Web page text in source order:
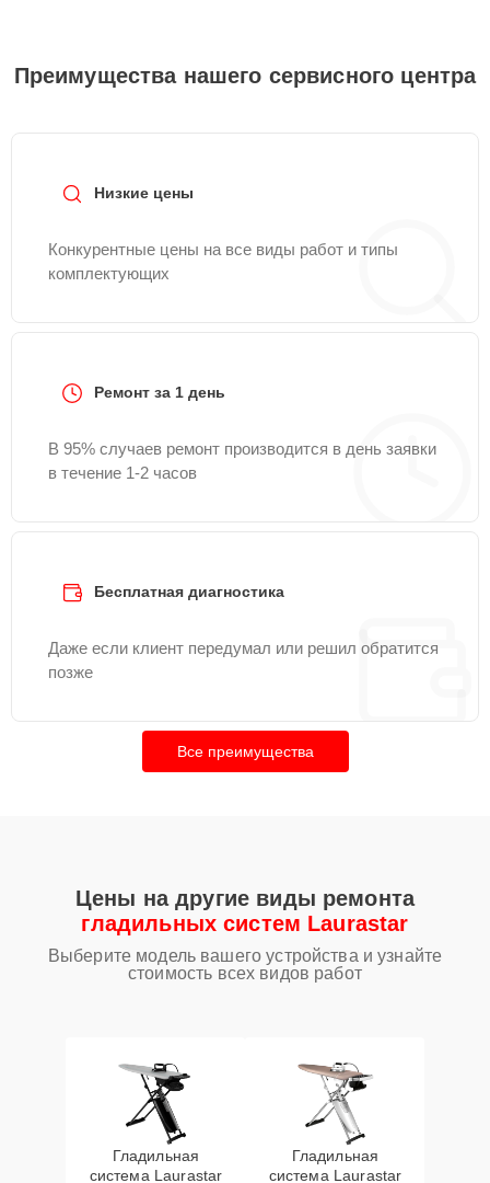
Преимущества нашего сервисного центра
Низкие цены
Конкурентные цены на все виды работ и типы
комплектующих
Ремонт за 1 день
В 95% случаев ремонт производится в день заявки
в течение 1-2 часов
Бесплатная диагностика
Даже если клиент передумал или решил обратится
позже
Все преимущества
Цены на другие виды ремонта
гладильных систем Laurastar
Выберите модель вашего устройства и узнайте
стоимость всех видов работ
Гладильная
система Laurastar
Гладильная
система Laurastar